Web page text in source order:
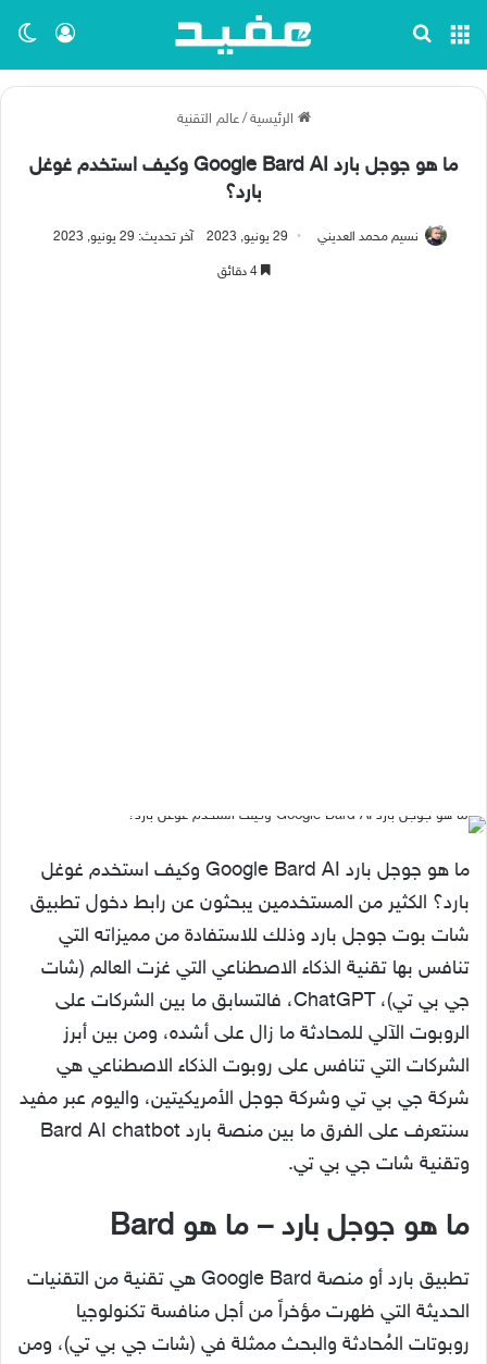
تسجيل القائمة
الرئيسية / عالم التقنية
ما هو جوجل بارد Google Bard AI وكيف استخدم غوغل
بارد؟
نسيم محمد العديني 29 يونيو, 2023 آخر تحديث: 29 يونيو, 2023
4 دقائق
ما هو جوجل بارد Google Bard AI وكيف استخدم غوغل
بارد؟ الكثير من المستخدمين يبحثون عن رابط دخول تطبيق
شات بوت جوجل بارد وذلك للاستفادة من مميزاته التي
تنافس بها تقنية الذكاء الاصطناعي التي غزت العالم (شات
جي بي تي)، ChatGPT، فالتسابق ما بين الشركات على
الروبوت الآلي للمحادثة ما زال على أشده، ومن بين أبرز
الشركات التي تنافس على روبوت الذكاء الاصطناعي هي
شركة جي بي تي وشركة جوجل الأمريكيتين، واليوم عبر مفيد
سنتعرف على الفرق ما بين منصة بارد Bard AI chatbot
وتقنية شات جي بي تي.
ما هو جوجل بارد – ما هو Bard
تطبيق بارد أو منصة Google Bard هي تقنية من التقنيات
الحديثة التي ظهرت مؤخراً من أجل منافسة تكنولوجيا
روبوتات المُحادثة والبحث ممثلة في (شات جي بي تي)، ومن